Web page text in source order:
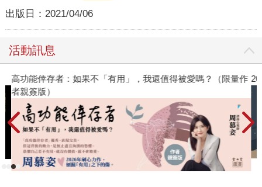
出版日： 2021/04/06
活動訊息
高功能倖存者：如果不「有用」，我還值得被愛嗎？（限量作
者親簽版）